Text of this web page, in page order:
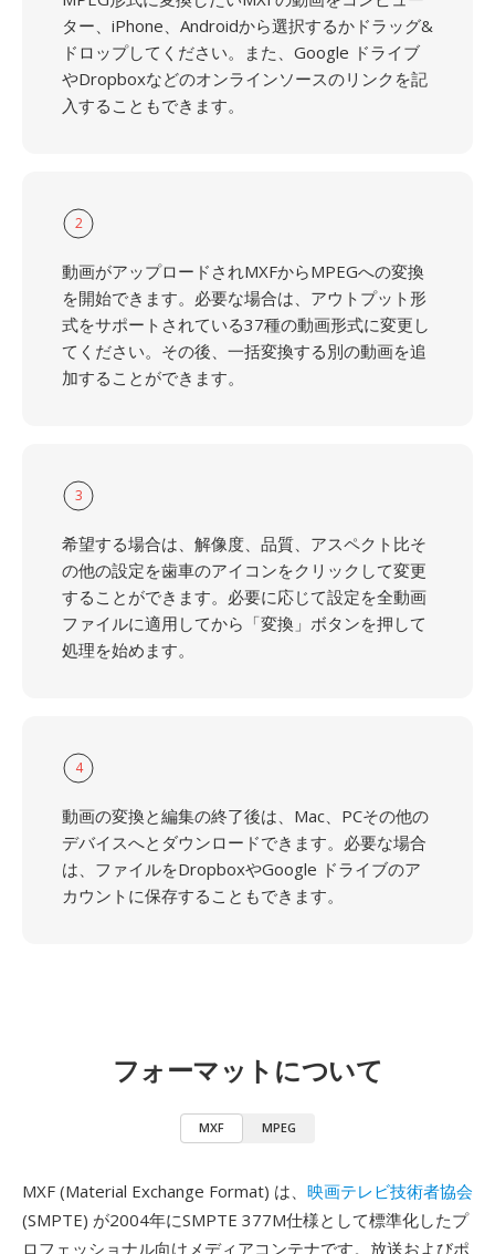
ター、iPhone、Androidから選択するかドラッグ&
ドロップしてください。また、Google ドライブ
やDropboxなどのオンラインソースのリンクを記
入することもできます。
2
動画がアップロードされMXFからMPEGへの変換
を開始できます。必要な場合は、アウトプット形
式をサポートされている37種の動画形式に変更し
てください。その後、一括変換する別の動画を追
加することができます。
3
希望する場合は、解像度、品質、アスペクト比そ
の他の設定を歯車のアイコンをクリックして変更
することができます。必要に応じて設定を全動画
ファイルに適用してから「変換」ボタンを押して
処理を始めます。
4
動画の変換と編集の終了後は、Mac、PCその他の
デバイスへとダウンロードできます。必要な場合
は、ファイルをDropboxやGoogle ドライブのア
カウントに保存することもできます。
フォーマットについて
MXF MPEG
MXF (Material Exchange Format) は、 映画テレビ技術者協会
(SMPTE) が2004年にSMPTE 377M仕様として標準化したプ
ロフェッショナル向けメディアコンテナです。放送およびポ